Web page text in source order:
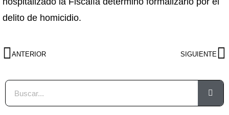
delito de homicidio.
ANTERIOR SIGUIENTE